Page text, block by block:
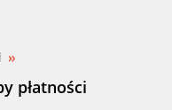
płatności